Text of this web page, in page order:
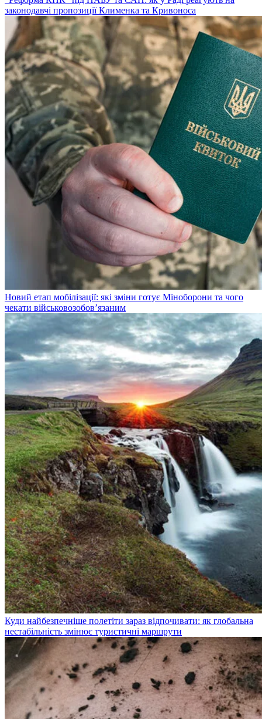
законодавчі пропозиції Клименка та Кривоноса
Новий етап мобілізації: які зміни готує Міноборони та чого
чекати військовозобов’язаним
Куди найбезпечніше полетіти зараз відпочивати: як глобальна
нестабільність змінює туристичні маршрути